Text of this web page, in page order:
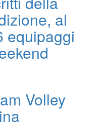
al
equipaggi
Volley